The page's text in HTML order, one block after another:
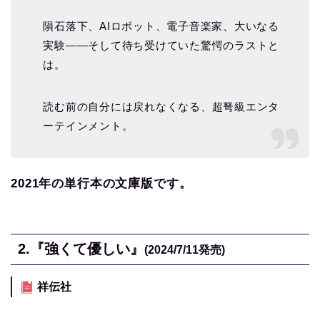
隕石落下、AIロボット、電子音楽家、大いなる
実験――そして待ち受けていた驚愕のラストと
は。
読む前の自分には戻れなくなる、超弩級エンタ
ーテインメント。
2021年の単行本の文庫版です。
2. 『強くて優しい』 (2024/7/11発売)
祥伝社